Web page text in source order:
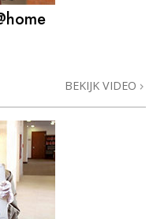
BEKIJK VIDEO